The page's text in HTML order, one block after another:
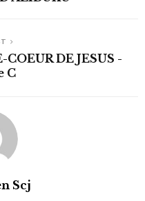
DE JESUS -
C
Scj